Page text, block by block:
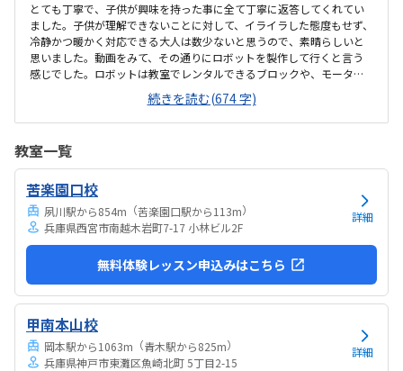
とても丁寧で、子供が興味を持った事に全て丁寧に返答してくれてい
ました。子供が理解できないことに対して、イライラした態度もせず、
冷静かつ暖かく対応できる大人は数少ないと思うので、素晴らしいと
思いました。動画をみて、その通りにロボットを製作して行くと言う
感じでした。ロボットは教室でレンタルできるブロックや、モーター
などです。タブレットの操作も子供自身ができるので、機械に強くな
るなという印象でした。家から自転車ですぐのところにあります。駐
輪スペースもあり、場所も道路面に接しているので、すぐに見つけら
としているので、気が散らず、集中しやすいと思います。個人授業なの
で、割高かなと思いました。生徒2.3人でも大丈夫な感じはします。あ
と、動画を見ながら制作するので、簡単なうちは家でもできる内容か
なと思います。あまり得意な事がなく、自分に...
続きを読む(674 字)
教室一覧
苦楽園口校
夙川駅から854m （苦楽園口駅から113m）
兵庫県西宮市南越木岩町7-17 小林ビル2F
詳細
無料体験レッスン申込みはこちら
甲南本山校
岡本駅から1063m （青木駅から825m）
兵庫県神戸市東灘区魚崎北町 5丁目2-15
詳細